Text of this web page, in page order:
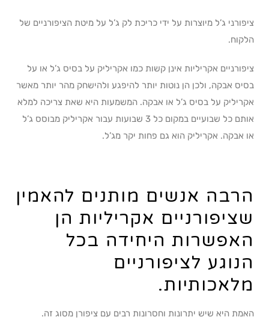
ציפורני ג’ל מיוצרות על ידי כריכת לק ג’ל על מיטת הציפורניים של
הלקוח.
ציפורניים אקריליות אינן קשות כמו אקריליק על בסיס ג’ל או על
בסיס אבקה, ולכן הן נוטות יותר להיפגע ולהישחק מהר יותר מאשר
אקריליק על בסיס ג’ל או אבקה. המשמעות היא שאת צריכה למלא
אותם כל שבועיים במקום כל 3 שבועות עבור אקריליק מבוסס ג’ל
או אבקה. אקריליק הוא גם פחות יקר מג’ל.
הרבה אנשים מותנים להאמין
שציפורניים אקריליות הן
האפשרות היחידה בכל
הנוגע לציפורניים
מלאכותיות.
האמת היא שיש יתרונות וחסרונות רבים עם ציפורן מסוג זה.